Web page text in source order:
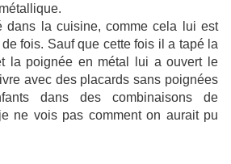
dans la cuisine, comme cela lui est
fois. Sauf que cette fois il a tapé la
la poignée en métal lui a ouvert le
avec des placards sans poignées
dans des combinaisons de
ne vois pas comment on aurait pu